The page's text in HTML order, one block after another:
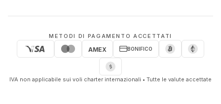
METODI DI PAGAMENTO ACCETTATI
AMEX BONIFICO
IVA non applicabile sui voli charter internazionali • Tutte le valute accettate